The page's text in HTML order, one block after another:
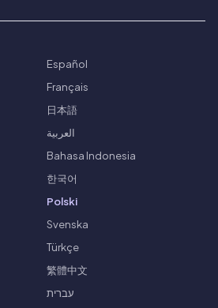
Español
Français
日本語
العربية
Bahasa Indonesia
한국어
Polski
Svenska
Türkçe
繁體中文
עברית